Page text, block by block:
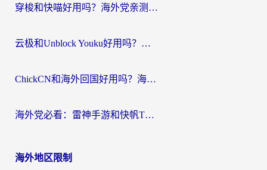
穿梭和快喵好用吗？海外党亲测：小众加速器对比+番茄加速器深度体验
云极和Unblock Youku好用吗？海外党亲测+2026回国加速器避坑指南
ChickCN和海外回国好用吗？海外党2026亲测：从手游到影音，选对加速器的3个关键
海外党必看：雷神手游和快帆TV版好用吗？3步选对回国加速器不踩坑
海外地区限制